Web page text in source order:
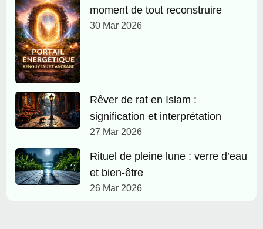
moment de tout reconstruire
30 Mar 2026
Rêver de rat en Islam :
signification et interprétation
27 Mar 2026
Rituel de pleine lune : verre d’eau
et bien-être
26 Mar 2026